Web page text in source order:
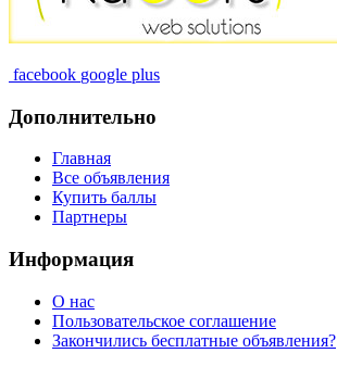
facebook google plus
Дополнительно
Главная
Все объявления
Купить баллы
Партнеры
Информация
О нас
Пользовательское соглашение
Закончились бесплатные объявления?